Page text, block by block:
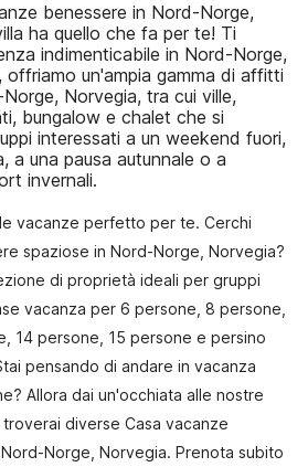
benessere in Nord-Norge,
ha quello che fa per te! Ti
indimenticabile in Nord-Norge,
offriamo un'ampia gamma di affitti
Norvegia, tra cui ville,
bungalow e chalet che si
interessati a un weekend fuori,
a una pausa autunnale o a
invernali.
vacanze perfetto per te. Cerchi
spaziose in Nord-Norge, Norvegia?
di proprietà ideali per gruppi
vacanza per 6 persone, 8 persone,
14 persone, 15 persone e persino
pensando di andare in vacanza
Allora dai un'occhiata alle nostre
diverse Casa vacanze
Norge, Norvegia. Prenota subito